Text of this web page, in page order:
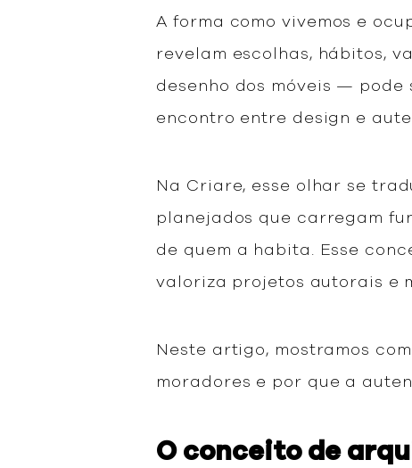
A forma como vivemos e
revelam escolhas, hábitos,
desenho dos móveis — pode
encontro entre design e
Na Criare, esse olhar se
planejados que carregam
de quem a habita. Esse
valoriza projetos autorais e
Neste artigo, mostramos
moradores e por que a
O conceito de